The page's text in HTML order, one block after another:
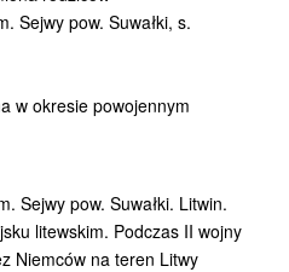
Sejwy pow. Suwałki, s.
w okresie powojennym
Sejwy pow. Suwałki. Litwin.
litewskim. Podczas II wojny
Niemców na teren Litwy